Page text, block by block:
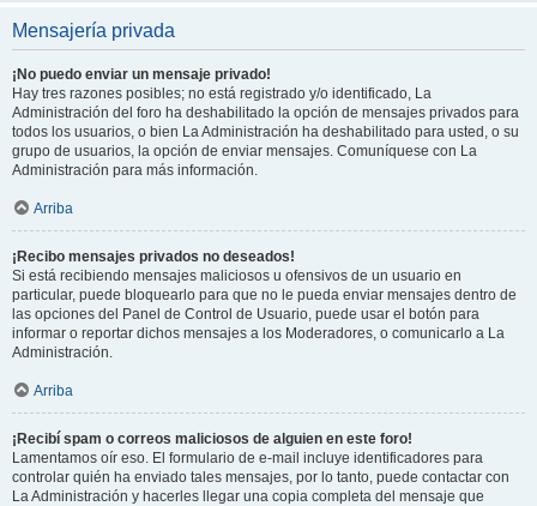
Mensajería privada
¡No puedo enviar un mensaje privado!
Hay tres razones posibles; no está registrado y/o identificado, La
Administración del foro ha deshabilitado la opción de mensajes privados para
todos los usuarios, o bien La Administración ha deshabilitado para usted, o su
grupo de usuarios, la opción de enviar mensajes. Comuníquese con La
Administración para más información.
Arriba
¡Recibo mensajes privados no deseados!
Si está recibiendo mensajes maliciosos u ofensivos de un usuario en
particular, puede bloquearlo para que no le pueda enviar mensajes dentro de
las opciones del Panel de Control de Usuario, puede usar el botón para
informar o reportar dichos mensajes a los Moderadores, o comunicarlo a La
Administración.
Arriba
¡Recibí spam o correos maliciosos de alguien en este foro!
Lamentamos oír eso. El formulario de e-mail incluye identificadores para
controlar quién ha enviado tales mensajes, por lo tanto, puede contactar con
La Administración y hacerles llegar una copia completa del mensaje que